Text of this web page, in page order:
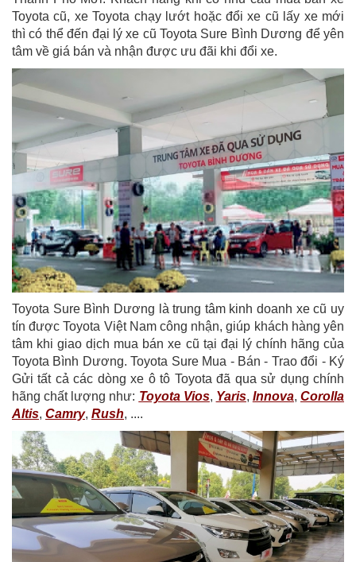
Toyota cũ, xe Toyota chạy lướt hoặc đổi xe cũ lấy xe mới
thì có thể đến đại lý xe cũ Toyota Sure Bình Dương để yên
tâm về giá bán và nhận được ưu đãi khi đổi xe.
Toyota Sure Bình Dương là trung tâm kinh doanh xe cũ uy
tín được Toyota Việt Nam công nhận, giúp khách hàng yên
tâm khi giao dịch mua bán xe cũ tại đại lý chính hãng của
Toyota Bình Dương. Toyota Sure Mua - Bán - Trao đổi - Ký
Gửi tất cả các dòng xe ô tô Toyota đã qua sử dụng chính
hãng chất lượng như: Toyota Vios, Yaris, Innova, Corolla
Altis, Camry, Rush, ....